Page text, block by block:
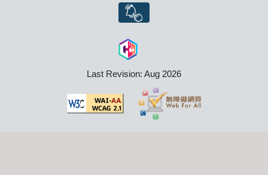
Last Revision: Aug 2026